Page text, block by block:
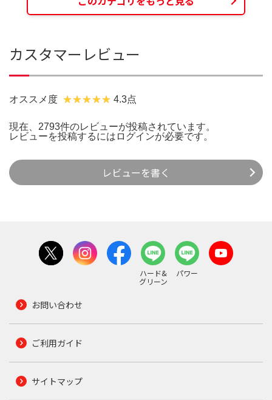
カスタマーレビュー
オススメ度 4.3点
現在、2793件のレビューが投稿されています。
レビューを投稿するには ログインが必要です。
レビューを書く
ハード&
グリーン
パワー
お問い合わせ
ご利用ガイド
サイトマップ